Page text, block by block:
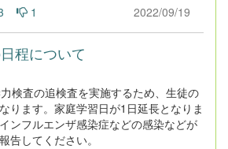
1 2022/09/19
程について
検査の追検査を実施するため、生徒の
ります。家庭学習日が1日延長となりま
ンフルエンザ感染症などの感染などが
告してください。